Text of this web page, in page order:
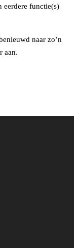
eerdere functie(s)
naar zo’n
aan.